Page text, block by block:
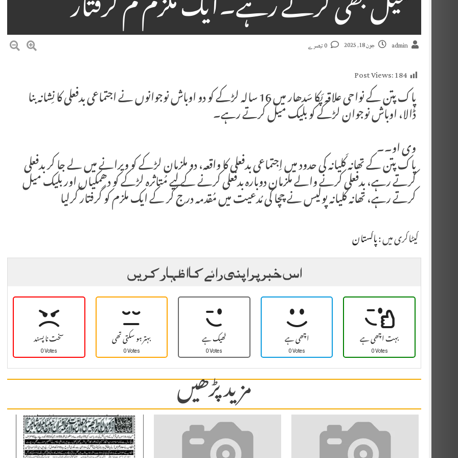
admin جون 18, 2025
Post Views:184
پاک پتن کے نواحی علاقہ پَکا سَدھار میں 16 سالہ لڑکے کو دو اوباش نوجوانوں نے اجتماعی بدفعلی کا نِشانہ بناڈالا، اوباش نوجوان لڑکے کو بلیک میل کرتے رہے۔
وی او۔۔
پاک پتن کے تھانہ کَلیانہ کی حدود میں اِجتماعی بدفعلی کا واقعہ، دو ملزمان لڑکے کو ویرانے میں لے جا کر بدفعلی
کرتے رہے، بدفعلی کرنے والے ملزمان دوبارہ بدفعلی کرنے کے لیے مُتاثرہ لڑکے کو دھمکیاں اور بلیک میل
کرتے رہے، تھانہ کَلیانہ پولیس نے چچا کی مُدعیت میں مُقدمہ درج کر کے ایک ملزم کو گرفتار کرلیا
کیٹاگری میں :پاکستان
اس خبر پر اپنی رائے کا اظہار کریں
سخت نا پسند
0 Votes بہتر ہو سکتی تھی
0 Votes ٹھیک ہے
0 Votes اچھی ہے
0 Votes بہت اچھی ہے
0 Votes
مزید پڑھیں